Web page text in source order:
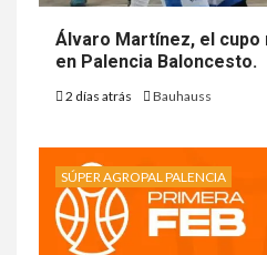
Álvaro Martínez, el cupo
en Palencia Baloncesto.
2 días atrás Bauhauss
SÚPER AGROPAL PALENCIA